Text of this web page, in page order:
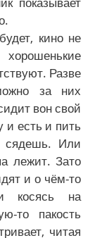
кино не
хорошенькие
Разве
за них
вон свой
и есть и пить
сядешь. Или
лежит. Зато
и о чём-то
косясь на
то пакость
читая